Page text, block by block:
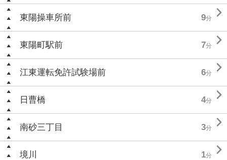
東陽操車所前 9分 
東陽町駅前 7分 
江東運転免許試験場前 6分 
日曹橋 4分 
南砂三丁目 3分 
境川 1分 